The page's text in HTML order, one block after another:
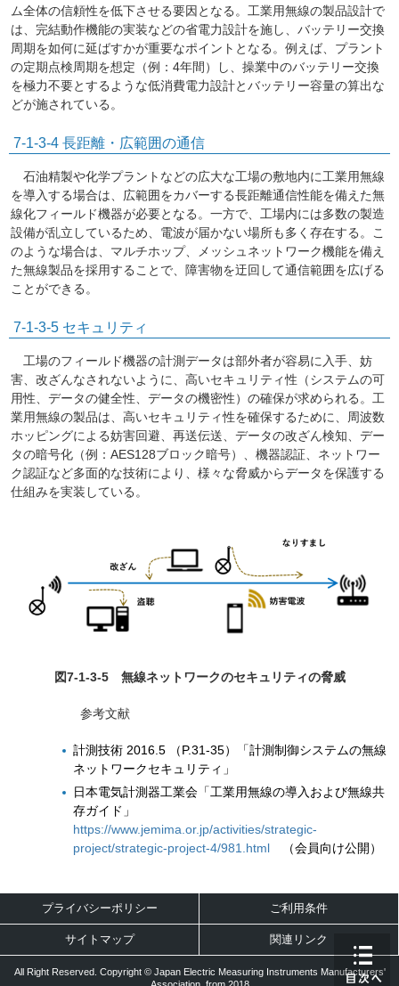
ム全体の信頼性を低下させる要因となる。工業用無線の製品設計で
は、完結動作機能の実装などの省電力設計を施し、バッテリー交換
周期を如何に延ばすかが重要なポイントとなる。例えば、プラント
の定期点検周期を想定（例：4年間）し、操業中のバッテリー交換
を極力不要とするような低消費電力設計とバッテリー容量の算出な
どが施されている。
7-1-3-4 長距離・広範囲の通信
石油精製や化学プラントなどの広大な工場の敷地内に工業用無線
を導入する場合は、広範囲をカバーする長距離通信性能を備えた無
線化フィールド機器が必要となる。一方で、工場内には多数の製造
設備が乱立しているため、電波が届かない場所も多く存在する。こ
のような場合は、マルチホップ、メッシュネットワーク機能を備え
た無線製品を採用することで、障害物を迂回して通信範囲を広げる
ことができる。
7-1-3-5 セキュリティ
工場のフィールド機器の計測データは部外者が容易に入手、妨
害、改ざんなされないように、高いセキュリティ性（システムの可
用性、データの健全性、データの機密性）の確保が求められる。工
業用無線の製品は、高いセキュリティ性を確保するために、周波数
ホッピングによる妨害回避、再送伝送、データの改ざん検知、デー
タの暗号化（例：AES128ブロック暗号）、機器認証、ネットワー
ク認証など多面的な技術により、様々な脅威からデータを保護する
仕組みを実装している。
図7-1-3-5 無線ネットワークのセキュリティの脅威
参考文献
計測技術 2016.5 （P.31-35）「計測制御システムの無線
ネットワークセキュリティ」
日本電気計測器工業会「工業用無線の導入および無線共
存ガイド」
https://www.jemima.or.jp/activities/strategic-
project/strategic-project-4/981.html （会員向け公開）
プライバシーポリシー ご利用条件
サイトマップ 関連リンク
All Right Reserved. Copyright © Japan Electric Measuring Instruments Manufacturers'